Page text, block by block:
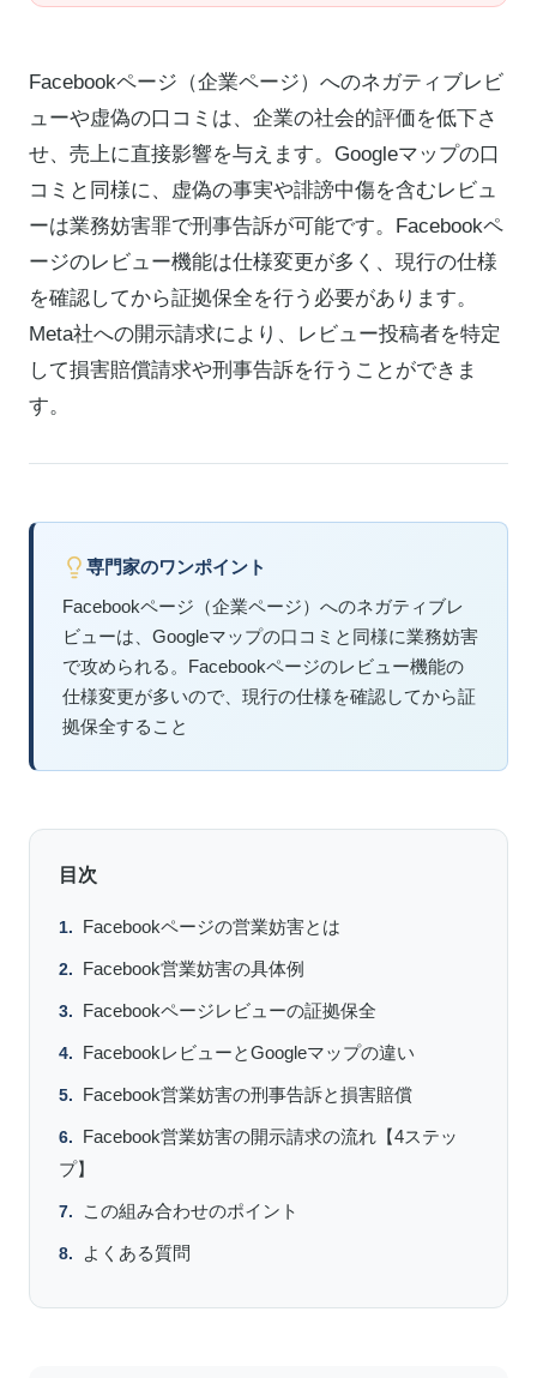
Facebookページ（企業ページ）へのネガティブレビ
ューや虚偽の口コミは、企業の社会的評価を低下さ
せ、売上に直接影響を与えます。Googleマップの口
コミと同様に、虚偽の事実や誹謗中傷を含むレビュ
ーは業務妨害罪で刑事告訴が可能です。Facebookペ
ージのレビュー機能は仕様変更が多く、現行の仕様
を確認してから証拠保全を行う必要があります。
Meta社への開示請求により、レビュー投稿者を特定
して損害賠償請求や刑事告訴を行うことができま
す。
専門家のワンポイント
Facebookページ（企業ページ）へのネガティブレ
ビューは、Googleマップの口コミと同様に業務妨害
で攻められる。Facebookページのレビュー機能の
仕様変更が多いので、現行の仕様を確認してから証
拠保全すること
目次
Facebookページの営業妨害とは
Facebook営業妨害の具体例
Facebookページレビューの証拠保全
FacebookレビューとGoogleマップの違い
Facebook営業妨害の刑事告訴と損害賠償
Facebook営業妨害の開示請求の流れ【4ステッ
プ】
この組み合わせのポイント
よくある質問